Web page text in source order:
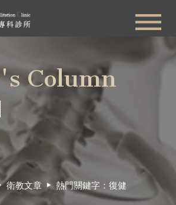
Column
衛教文章 熱門關鍵字：復健